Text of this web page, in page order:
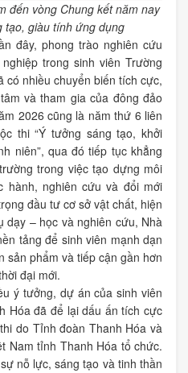
đến vòng Chung kết năm nay
tạo, giàu tính ứng dụng
đây, phong trào nghiên cứu
trong sinh viên Trường
có nhiều chuyển biến tích cực,
và tham gia của đông đảo
2026 cũng là năm thứ 6 liên
thi “Ý tưởng sáng tạo, khởi
niên”, qua đó tiếp tục khẳng
trong việc tạo dựng môi
hành, nghiên cứu và đổi mới
đầu tư cơ sở vật chất, hiện
dạy – học và nghiên cứu, Nhà
tảng để sinh viên mạnh dạn
sản phẩm và tiếp cận gần hơn
đại mới.
ý tưởng, dự án của sinh viên
Hóa đã để lại dấu ấn tích cực
do Tỉnh đoàn Thanh Hóa và
Nam tỉnh Thanh Hóa tổ chức.
nỗ lực, sáng tạo và tinh thần